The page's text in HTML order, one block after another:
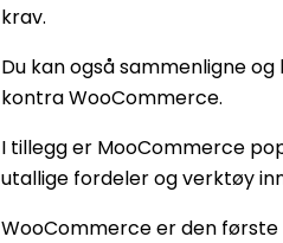
krav.
Du kan også sammenligne
kontra WooCommerce.
I tillegg er MooCommerce
utallige fordeler og verktøy
WooCommerce er den